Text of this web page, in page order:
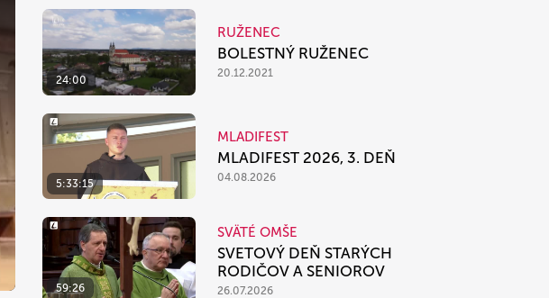
24:00
RUŽENEC
BOLESTNÝ RUŽENEC
20.12.2021
5:33:15
MLADIFEST
MLADIFEST 2026, 3. DEŇ
04.08.2026
59:26
SVÄTÉ OMŠE
SVETOVÝ DEŇ STARÝCH
RODIČOV A SENIOROV
26.07.2026